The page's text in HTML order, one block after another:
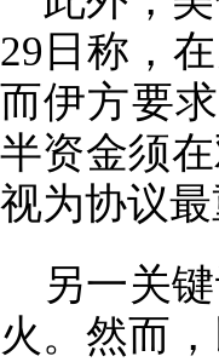
29日称，
而伊方要
半资金须
视为协议
另一关
火。然而